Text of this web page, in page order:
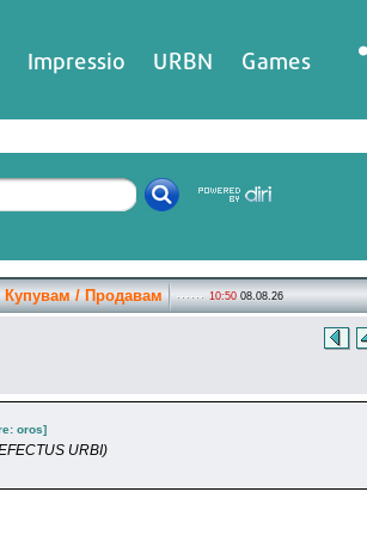
Impressio URBN Games
Купувам / Продавам 10:50 08.08.26
oros]
URBI)